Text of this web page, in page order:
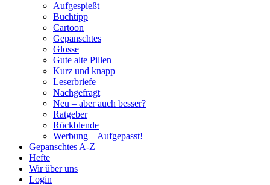
Aufgespießt
Buchtipp
Cartoon
Gepanschtes
Glosse
Gute alte Pillen
Kurz und knapp
Leserbriefe
Nachgefragt
Neu – aber auch besser?
Ratgeber
Rückblende
Werbung – Aufgepasst!
Gepanschtes A-Z
Hefte
Wir über uns
Login